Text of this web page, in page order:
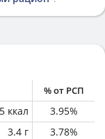
% от РСП
ккал 3.95%
3.4 г 3.78%